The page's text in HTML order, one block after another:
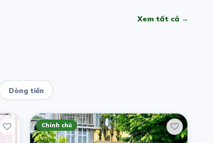
Xem tất cả →
Dòng tiền
Chính chủ